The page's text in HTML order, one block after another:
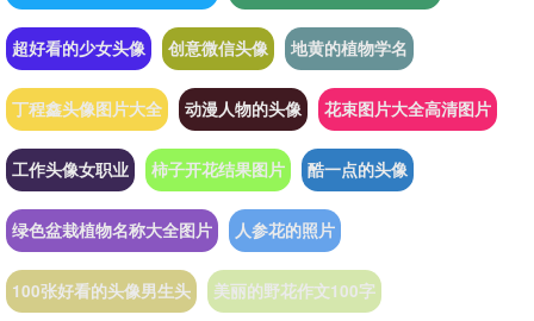
超好看的少女头像 创意微信头像 地黄的植物学名
丁程鑫头像图片大全 动漫人物的头像 花束图片大全高清图片
工作头像女职业 柿子开花结果图片 酷一点的头像
绿色盆栽植物名称大全图片 人参花的照片
100张好看的头像男生头 美丽的野花作文100字